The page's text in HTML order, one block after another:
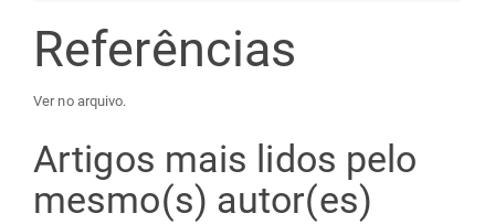
Referências
Ver no arquivo.
Artigos mais lidos pelo
mesmo(s) autor(es)